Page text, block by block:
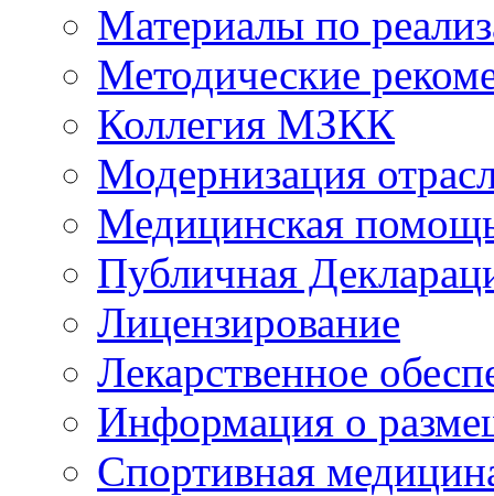
Материалы по
Методические
Коллегия МЗКК
Модернизация
Медицинская
Публичная
Лицензирование
Лекарственное
Информация о
Спортивная